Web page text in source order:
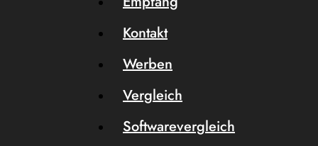
Kontakt
Werben
Vergleich
Softwarevergleich